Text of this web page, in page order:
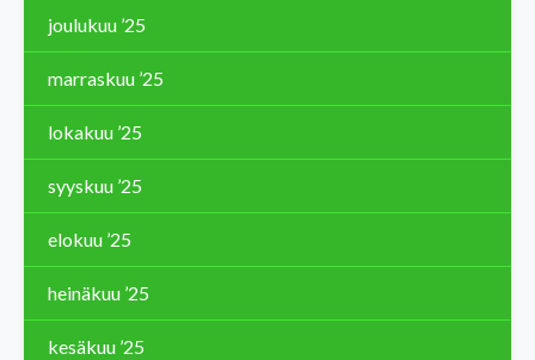
joulukuu ’25
marraskuu ’25
lokakuu ’25
syyskuu ’25
elokuu ’25
heinäkuu ’25
kesäkuu ’25